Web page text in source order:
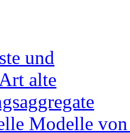
und
alte
Modelle